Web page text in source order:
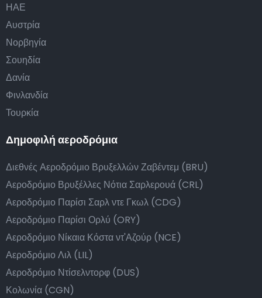
ΗΑΕ
Αυστρία
Νορβηγία
Σουηδία
Δανία
Φινλανδία
Τουρκία
Δημοφιλή αεροδρόμια
Διεθνές Αεροδρόμιο Βρυξελλών Ζαβέντεμ (BRU)
Αεροδρόμιο Βρυξέλλες Νότια Σαρλερουά (CRL)
Αεροδρόμιο Παρίσι Σαρλ ντε Γκωλ (CDG)
Αεροδρόμιο Παρίσι Ορλύ (ORY)
Αεροδρόμιο Νίκαια Κόστα ντ'Αζούρ (NCE)
Αεροδρόμιο Λιλ (LIL)
Αεροδρόμιο Ντίσελντορφ (DUS)
Κολωνία (CGN)